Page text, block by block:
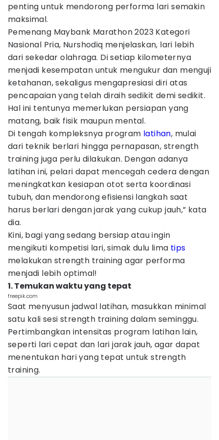
penting untuk mendorong performa lari semakin
maksimal.
Pemenang Maybank Marathon 2023 Kategori
Nasional Pria, Nurshodiq menjelaskan, lari lebih
dari sekedar olahraga. Di setiap kilometernya
menjadi kesempatan untuk mengukur dan menguji
ketahanan, sekaligus mengapresiasi diri atas
pencapaian yang telah diraih sedikit demi sedikit.
Hal ini tentunya memerlukan persiapan yang
matang, baik fisik maupun mental.
Di tengah kompleksnya program latihan, mulai
dari teknik berlari hingga pernapasan, strength
training juga perlu dilakukan. Dengan adanya
latihan ini, pelari dapat mencegah cedera dengan
meningkatkan kesiapan otot serta koordinasi
tubuh, dan mendorong efisiensi langkah saat
harus berlari dengan jarak yang cukup jauh,” kata
dia.
Kini, bagi yang sedang bersiap atau ingin
mengikuti kompetisi lari, simak dulu lima tips
melakukan strength training agar performa
menjadi lebih optimal!
1. Temukan waktu yang tepat
freepik.com
Saat menyusun jadwal latihan, masukkan minimal
satu kali sesi strength training dalam seminggu.
Pertimbangkan intensitas program latihan lain,
seperti lari cepat dan lari jarak jauh, agar dapat
menentukan hari yang tepat untuk strength
training.